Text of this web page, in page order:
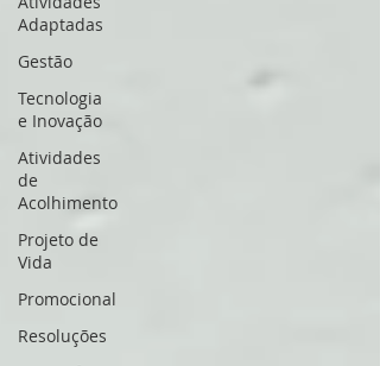
Adaptadas
Gestão
Tecnologia
e Inovação
Atividades
de
Acolhimento
Projeto de
Vida
Promocional
Resoluções